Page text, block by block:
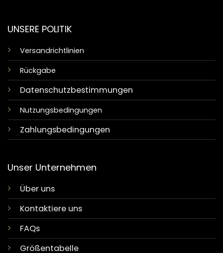
UNSERE POLITIK
Versandrichtlinien
Rückgabe
Datenschutzbestimmungen
Nutzungsbedingungen
Zahlungsbedingungen
Unser Unternehmen
Über uns
Kontaktiere uns
FAQs
Größentabelle